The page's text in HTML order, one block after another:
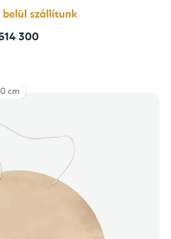
belül szállítunk
300
cm